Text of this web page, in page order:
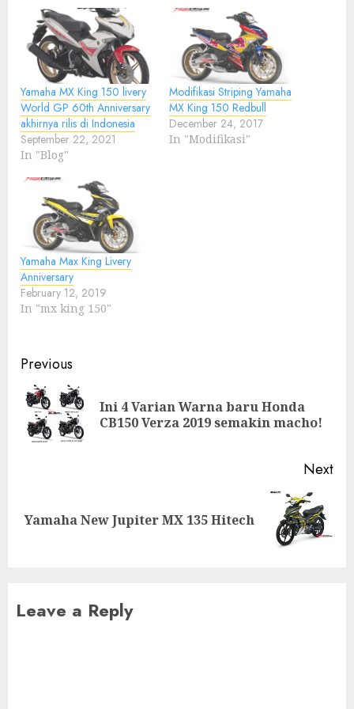
Yamaha MX King 150 livery
World GP 60th Anniversary
akhirnya rilis di Indonesia
September 22, 2021
In "Blog"
Modifikasi Striping Yamaha
MX King 150 Redbull
December 24, 2017
In "Modifikasi"
Yamaha Max King Livery
Anniversary
February 12, 2019
In "mx king 150"
Post
navigation
Previous
Ini 4 Varian Warna baru Honda
CB150 Verza 2019 semakin macho!
Next
Next
Yamaha New Jupiter MX 135 Hitech
Leave a Reply